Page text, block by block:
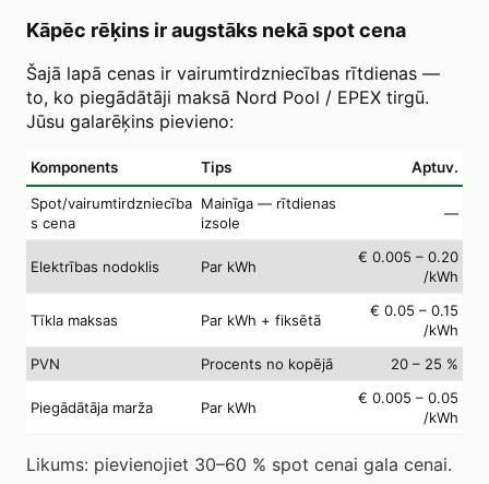
Kāpēc rēķins ir augstāks nekā spot cena
Šajā lapā cenas ir vairumtirdzniecības rītdienas —
to, ko piegādātāji maksā Nord Pool / EPEX tirgū.
Jūsu galarēķins pievieno:
Komponents Tips Aptuv.
Spot/vairumtirdzniecība
s cena
Mainīga — rītdienas
izsole
—
Elektrības nodoklis Par kWh
€ 0.005 – 0.20
/kWh
Tīkla maksas Par kWh + fiksētā
€ 0.05 – 0.15
/kWh
PVN
Procents no kopējā 20 – 25 %
Piegādātāja marža Par kWh
€ 0.005 – 0.05
/kWh
Likums: pievienojiet 30–60 % spot cenai gala cenai.